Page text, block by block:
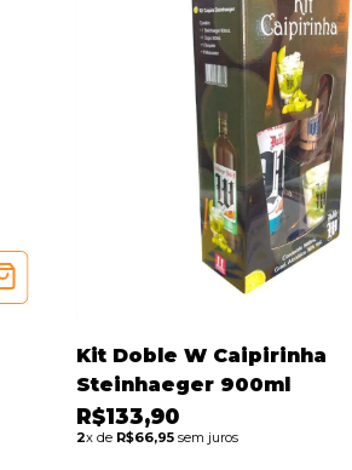
Kit Doble W Caipirinha
Steinhaeger 900ml
R$133,90
2x de R$66,95 sem juros